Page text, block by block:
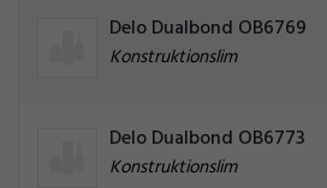
Delo Dualbond OB6769
Konstruktionslim
Delo Dualbond OB6773
Konstruktionslim